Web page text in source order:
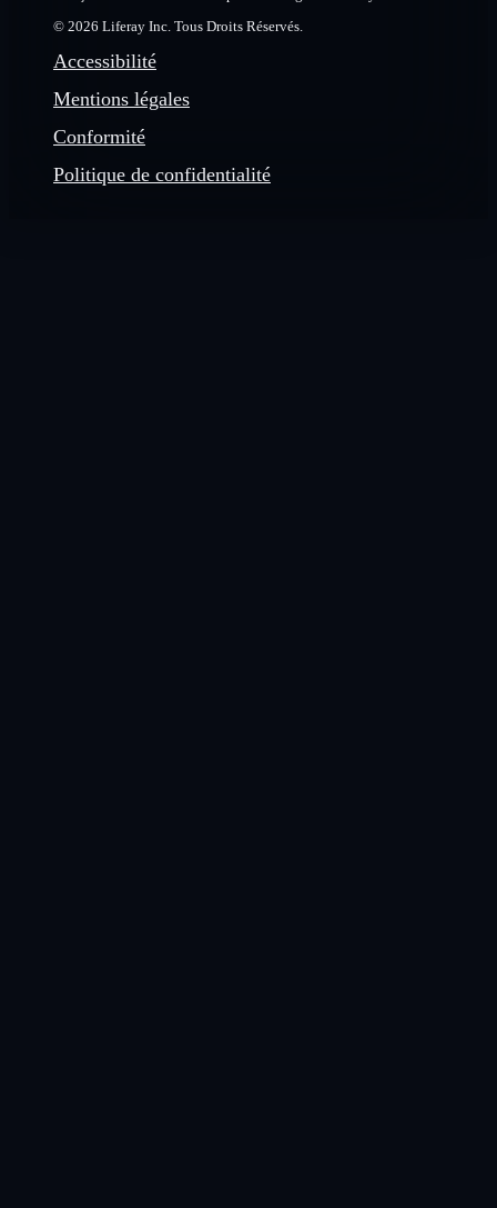
© 2026 Liferay Inc. Tous Droits Réservés.
Accessibilité
Mentions légales
Conformité
Politique de confidentialité